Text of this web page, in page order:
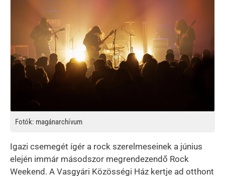
Fotók: magánarchívum
Igazi csemegét ígér a rock szerelmeseinek a június
elején immár másodszor megrendezendő Rock
Weekend. A Vasgyári Közösségi Ház kertje ad otthont